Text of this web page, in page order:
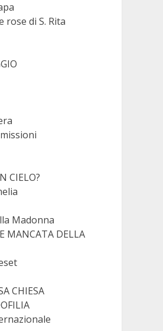
rose di S. Rita
CIELO?
Madonna
MANCATA DELLA
CHIESA